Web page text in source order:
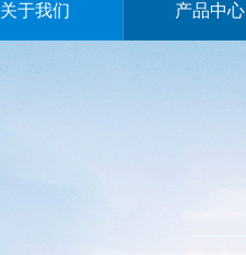
关于我们 产品中心